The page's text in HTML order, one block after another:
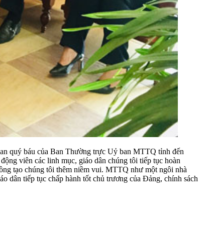
quý báu của Ban Thường trực Uỷ ban MTTQ tỉnh đến
viên các linh mục, giáo dân chúng tôi tiếp tục hoàn
tạo chúng tôi thêm niềm vui. MTTQ như một ngôi nhà
dân tiếp tục chấp hành tốt chủ trương của Đảng, chính sách